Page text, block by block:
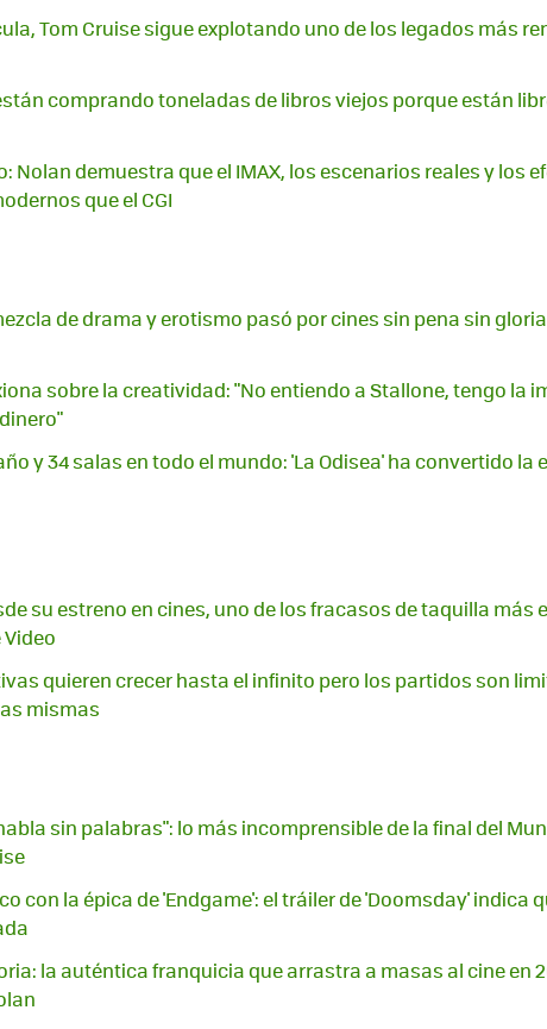
Tom Cruise sigue explotando uno de los legados más
comprando toneladas de libros viejos porque están
Nolan demuestra que el IMAX, los escenarios reales y los
que el CGI
de drama y erotismo pasó por cines sin pena sin
sobre la creatividad: "No entiendo a Stallone, tengo la
y 34 salas en todo el mundo: 'La Odisea' ha convertido la
su estreno en cines, uno de los fracasos de taquilla más
quieren crecer hasta el infinito pero los partidos son
mismas
sin palabras": lo más incomprensible de la final del
con la épica de 'Endgame': el tráiler de 'Doomsday' indica
la auténtica franquicia que arrastra a masas al cine en